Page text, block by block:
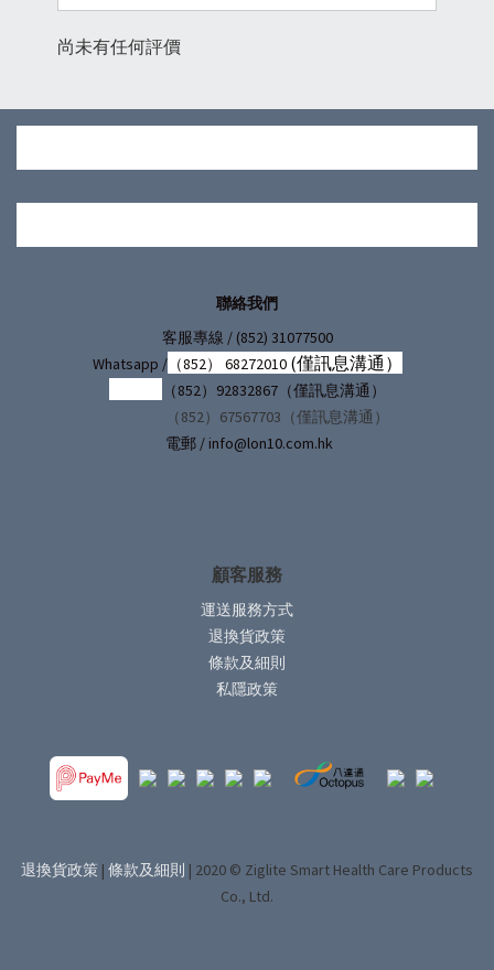
尚未有任何評價
聯絡我們
客服專線 / (852) 31077500
Whatsapp /（852） 68272010 (僅訊息溝通）
（852）92832867（僅訊息溝通）
（852）67567703（僅訊息溝通）
電郵 / info@lon10.com.hk
顧客服務
運送服務方式
退換貨政策
條款及細則
私隱政策
退換貨政策 | 條款及細則 | 2020 © Ziglite Smart Health Care Products
Co., Ltd.